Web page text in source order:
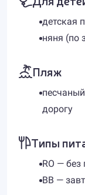
детская
няня (по
Пляж
дорогу
Типы
RO — без
BB —